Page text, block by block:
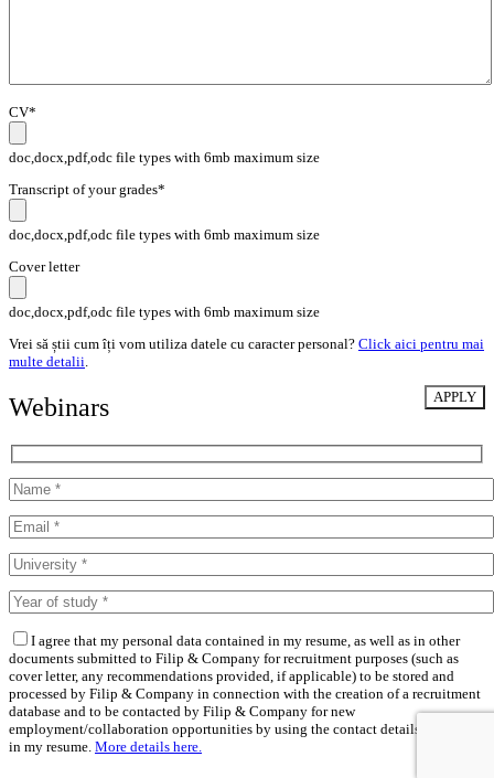
CV*
doc,docx,pdf,odc file types with 6mb maximum size
Transcript of your grades*
doc,docx,pdf,odc file types with 6mb maximum size
Cover letter
doc,docx,pdf,odc file types with 6mb maximum size
Vrei să știi cum îți vom utiliza datele cu caracter personal? Click aici pentru mai
multe detalii.
Webinars
I agree that my personal data contained in my resume, as well as in other
documents submitted to Filip & Company for recruitment purposes (such as
cover letter, any recommendations provided, if applicable) to be stored and
processed by Filip & Company in connection with the creation of a recruitment
database and to be contacted by Filip & Company for new
employment/collaboration opportunities by using the contact details included
in my resume. More details here.